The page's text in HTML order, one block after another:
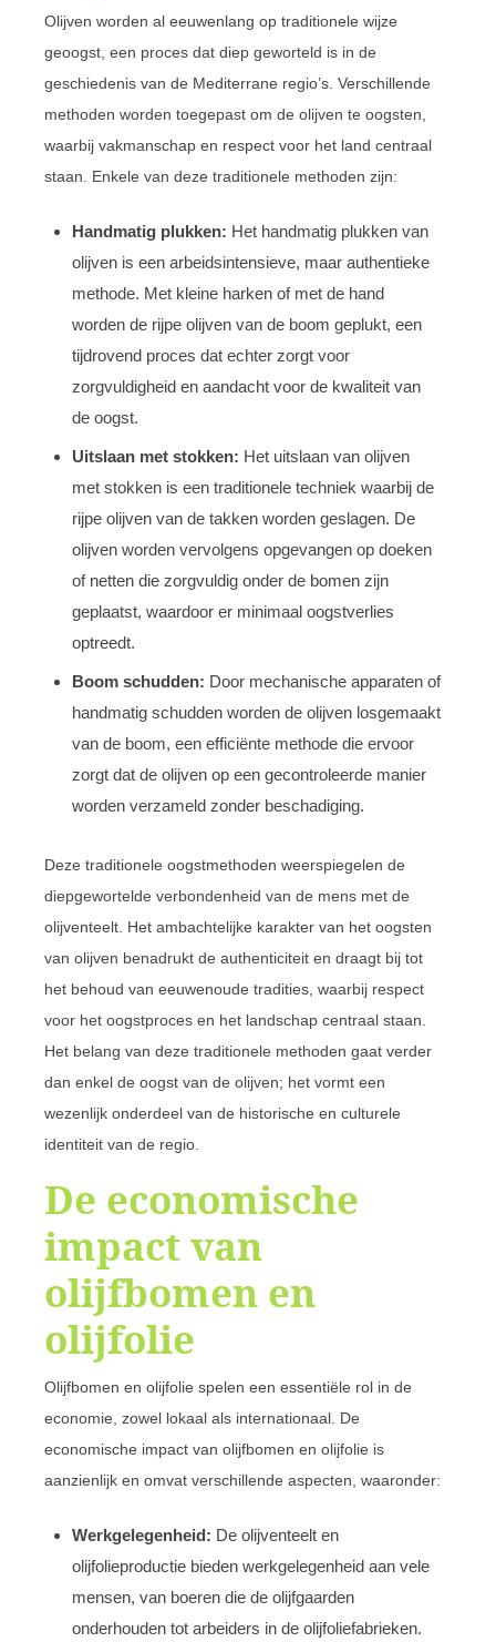
Olijven worden al eeuwenlang op traditionele wijze
geoogst, een proces dat diep geworteld is in de
geschiedenis van de Mediterrane regio’s. Verschillende
methoden worden toegepast om de olijven te oogsten,
waarbij vakmanschap en respect voor het land centraal
staan. Enkele van deze traditionele methoden zijn:
Handmatig plukken: Het handmatig plukken van
olijven is een arbeidsintensieve, maar authentieke
methode. Met kleine harken of met de hand
worden de rijpe olijven van de boom geplukt, een
tijdrovend proces dat echter zorgt voor
zorgvuldigheid en aandacht voor de kwaliteit van
de oogst.
Uitslaan met stokken: Het uitslaan van olijven
met stokken is een traditionele techniek waarbij de
rijpe olijven van de takken worden geslagen. De
olijven worden vervolgens opgevangen op doeken
of netten die zorgvuldig onder de bomen zijn
geplaatst, waardoor er minimaal oogstverlies
optreedt.
Boom schudden: Door mechanische apparaten of
handmatig schudden worden de olijven losgemaakt
van de boom, een efficiënte methode die ervoor
zorgt dat de olijven op een gecontroleerde manier
worden verzameld zonder beschadiging.
Deze traditionele oogstmethoden weerspiegelen de
diepgewortelde verbondenheid van de mens met de
olijventeelt. Het ambachtelijke karakter van het oogsten
van olijven benadrukt de authenticiteit en draagt bij tot
het behoud van eeuwenoude tradities, waarbij respect
voor het oogstproces en het landschap centraal staan.
Het belang van deze traditionele methoden gaat verder
dan enkel de oogst van de olijven; het vormt een
wezenlijk onderdeel van de historische en culturele
identiteit van de regio.
De economische
impact van
olijfbomen en
olijfolie
Olijfbomen en olijfolie spelen een essentiële rol in de
economie, zowel lokaal als internationaal. De
economische impact van olijfbomen en olijfolie is
aanzienlijk en omvat verschillende aspecten, waaronder:
Werkgelegenheid: De olijventeelt en
olijfolieproductie bieden werkgelegenheid aan vele
mensen, van boeren die de olijfgaarden
onderhouden tot arbeiders in de olijfoliefabrieken.